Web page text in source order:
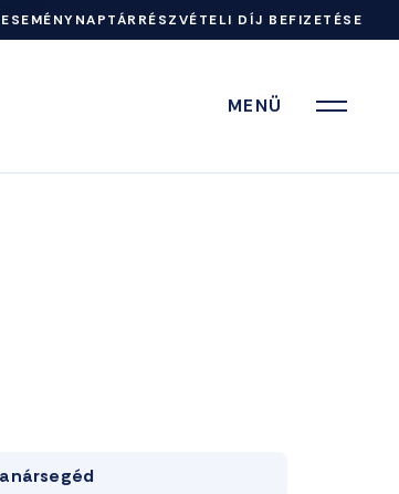
RÉSZVÉTELI DÍJ BEFIZETÉSE
MENÜ